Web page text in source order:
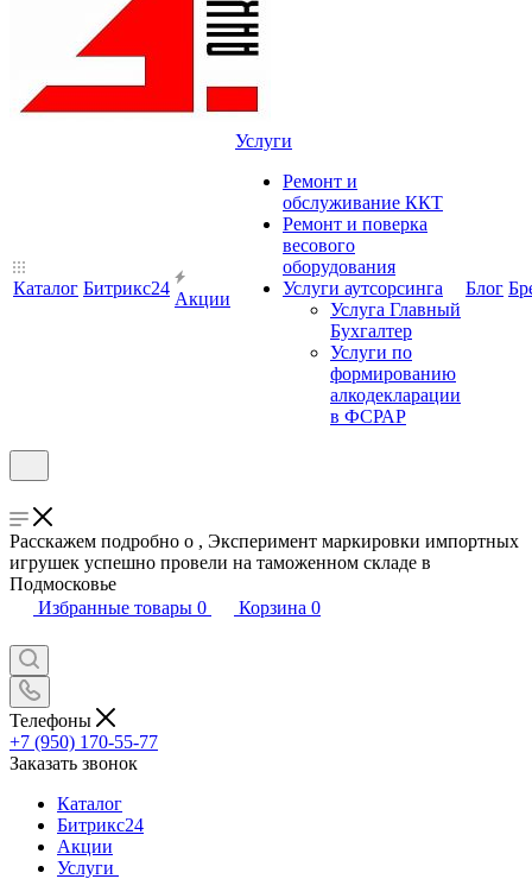
Каталог Битрикс24
Акции
Услуги
Ремонт и
обслуживание ККТ
Ремонт и поверка
весового
оборудования
Услуги аутсорсинга
Услуга Главный
Бухгалтер
Услуги по
формированию
алкодекларации
в ФСРАР
Блог
Расскажем подробно о , Эксперимент маркировки импортных
игрушек успешно провели на таможенном складе в
Подмосковье
Избранные товары 0 Корзина 0
Телефоны
+7 (950) 170-55-77
Заказать звонок
Каталог
Битрикс24
Акции
Услуги